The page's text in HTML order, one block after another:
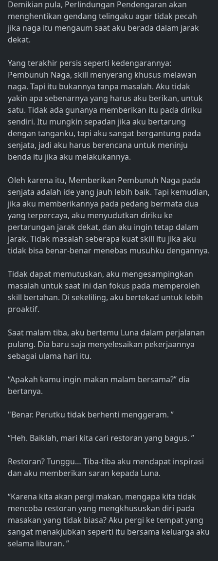
Demikian pula, Perlindungan Pendengaran akan
menghentikan gendang telingaku agar tidak pecah
jika naga itu mengaum saat aku berada dalam jarak
dekat.
Yang terakhir persis seperti kedengarannya:
Pembunuh Naga, skill menyerang khusus melawan
naga. Tapi itu bukannya tanpa masalah. Aku tidak
yakin apa sebenarnya yang harus aku berikan, untuk
satu. Tidak ada gunanya memberikan itu pada diriku
sendiri. Itu mungkin sepadan jika aku bertarung
dengan tanganku, tapi aku sangat bergantung pada
senjata, jadi aku harus berencana untuk meninju
benda itu jika aku melakukannya.
Oleh karena itu, Memberikan Pembunuh Naga pada
senjata adalah ide yang jauh lebih baik. Tapi kemudian,
jika aku memberikannya pada pedang bermata dua
yang terpercaya, aku menyudutkan diriku ke
pertarungan jarak dekat, dan aku ingin tetap dalam
jarak. Tidak masalah seberapa kuat skill itu jika aku
tidak bisa benar-benar menebas musuhku dengannya.
Tidak dapat memutuskan, aku mengesampingkan
masalah untuk saat ini dan fokus pada memperoleh
skill bertahan. Di sekeliling, aku bertekad untuk lebih
proaktif.
Saat malam tiba, aku bertemu Luna dalam perjalanan
pulang. Dia baru saja menyelesaikan pekerjaannya
sebagai ulama hari itu.
“Apakah kamu ingin makan malam bersama?” dia
bertanya.
"Benar. Perutku tidak berhenti menggeram. ”
“Heh. Baiklah, mari kita cari restoran yang bagus. ”
Restoran? Tunggu… Tiba-tiba aku mendapat inspirasi
dan aku memberikan saran kepada Luna.
“Karena kita akan pergi makan, mengapa kita tidak
mencoba restoran yang mengkhususkan diri pada
masakan yang tidak biasa? Aku pergi ke tempat yang
sangat menakjubkan seperti itu bersama keluarga aku
selama liburan. ”